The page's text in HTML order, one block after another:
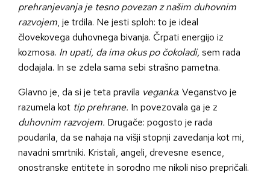
prehranjevanja je tesno povezan z našim duhovnim
razvojem, je trdila. Ne jesti sploh: to je ideal
človekovega duhovnega bivanja. Črpati energijo iz
kozmosa. In upati, da ima okus po čokoladi, sem rada
dodajala. In se zdela sama sebi strašno pametna.
Glavno je, da si je teta pravila veganka. Veganstvo je
razumela kot tip prehrane. In povezovala ga je z
duhovnim razvojem. Drugače: pogosto je rada
poudarila, da se nahaja na višji stopnji zavedanja kot mi,
navadni smrtniki. Kristali, angeli, drevesne esence,
onostranske entitete in sorodno me nikoli niso prepričali.